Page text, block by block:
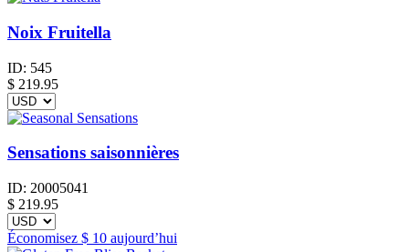
Noix Fruitella
ID: 545
$ 219.95
Sensations saisonnières
ID: 20005041
$ 219.95
Économisez $ 10 aujourd’hui